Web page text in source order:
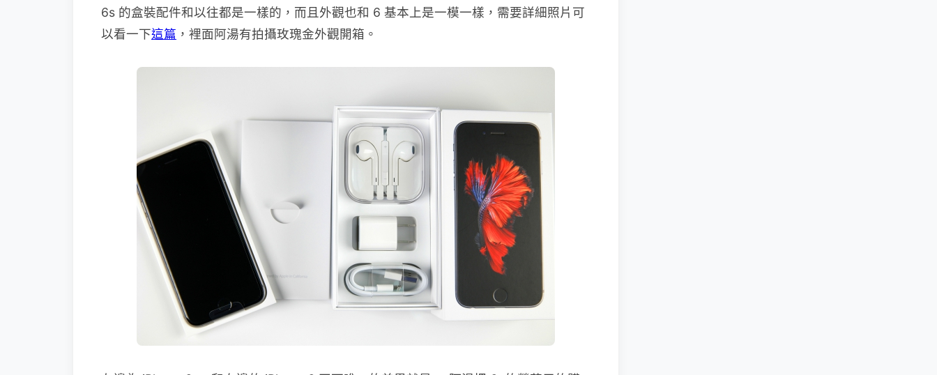
6s 的盒裝配件和以往都是一樣的，而且外觀也和 6 基本上是一模一樣，需要詳細照片可
以看一下這篇 ，裡面阿湯有拍攝玫瑰金外觀開箱。